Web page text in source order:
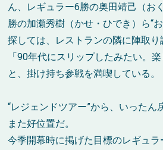
ん、レギュラー6勝の奥田靖己（お
勝の加瀬秀樹（かせ・ひでき）ら“
探しては、レストランの隣に陣取り
「90年代にスリップしたみたい。
と、掛け持ち参戦を満喫している。
“レジェンドツアー”から、いったん
また好位置だ。
今季開幕時に掲げた目標のレギュ